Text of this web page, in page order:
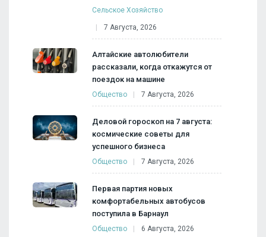
Сельское Хозяйство
7 Августа, 2026
Алтайские автолюбители
рассказали, когда откажутся от
поездок на машине
Общество 7 Августа, 2026
Деловой гороскоп на 7 августа:
космические советы для
успешного бизнеса
Общество 7 Августа, 2026
Первая партия новых
комфортабельных автобусов
поступила в Барнаул
Общество 6 Августа, 2026